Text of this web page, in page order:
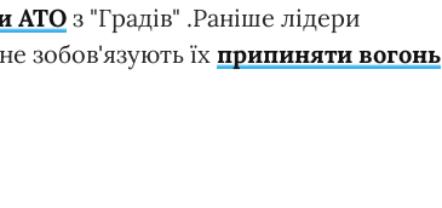
АТО з "Градів" .Раніше лідери
зобов'язують їх припиняти вогонь